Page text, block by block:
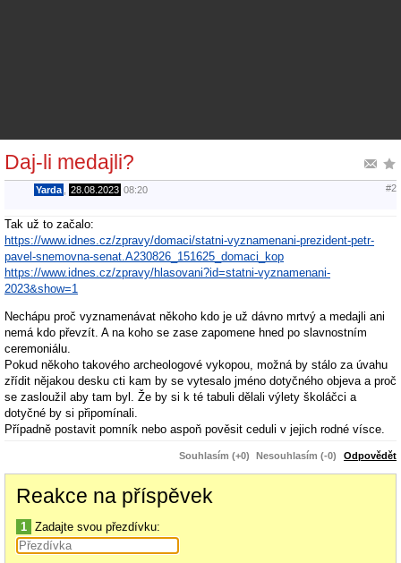
Daj-li medajli?
Yarda 28.08.2023 08:20 #2
Tak už to začalo:
https://www.idnes.cz/zpravy/domaci/statni-vyznamenani-prezident-petr-
pavel-snemovna-senat.A230826_151625_domaci_kop
https://www.idnes.cz/zpravy/hlasovani?id=statni-vyznamenani-
2023&show=1
Nechápu proč vyznamenávat někoho kdo je už dávno mrtvý a medajli ani
nemá kdo převzít. A na koho se zase zapomene hned po slavnostním
ceremoniálu.
Pokud někoho takového archeologové vykopou, možná by stálo za úvahu
zřídit nějakou desku cti kam by se vytesalo jméno dotyčného objeva a proč
se zasloužil aby tam byl. Že by si k té tabuli dělali výlety školáčci a
dotyčné by si připomínali.
Případně postavit pomník nebo aspoň pověsit ceduli v jejich rodné vísce.
Souhlasím (+0) Nesouhlasím (-0) Odpovědět
Reakce na příspěvek
1 Zadajte svou přezdívku: